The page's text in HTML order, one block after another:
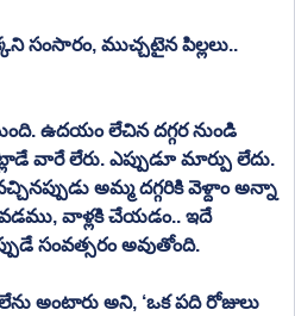
సంసారం, ముచ్చటైన పిల్లలు..
ఉదయం లేచిన దగ్గర నుండి
వారే లేరు. ఎప్పుడూ మార్పు లేదు.
అమ్మ దగ్గరికి వెళ్దాం అన్నా
వాళ్లకి చేయడం.. ఇదే
సంవత్సరం అవుతోంది.
అంటారు అని, ‘ఒక పది రోజులు